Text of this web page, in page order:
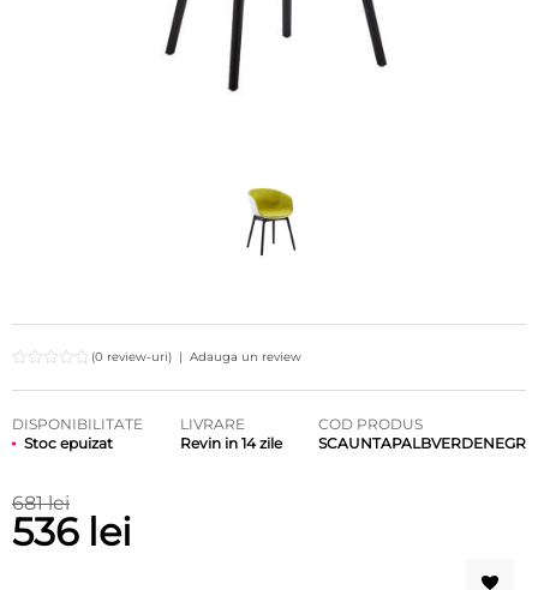
(0 review-uri) | Adauga un review
DISPONIBILITATE
Stoc epuizat
LIVRARE
Revin in 14 zile
COD PRODUS
SCAUNTAPALBVERDENEGR
681 lei
536 lei